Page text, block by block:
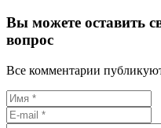
Вы можете оставить
вопрос
Все комментарии